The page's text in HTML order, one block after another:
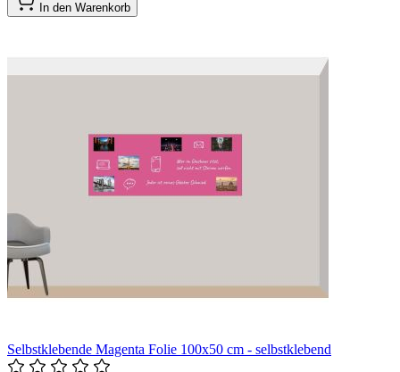
In den Warenkorb
Selbstklebende Magenta Folie 100x50 cm - selbstklebend